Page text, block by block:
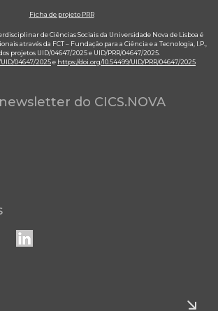
Ficha de projeto PRR
de Ciências Sociais da Universidade Nova de Lisboa é
através da FCT – Fundação para a Ciência e a Tecnologia, I.P.,
projetos UID/04647/2025 e UID/PRR/04647/2025.
04647/2025e https://doi.org/10.54499/UID/PRR/04647/2025
do CICS.NOVA